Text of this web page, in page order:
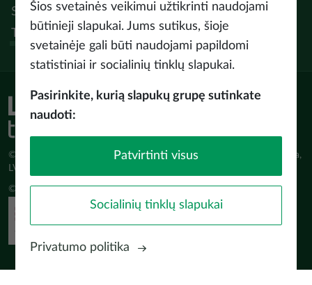
Sek:InstagramFacebookPinterest YoutubeThreads
Tiktok
© Latvijas Investīciju un attīstības aģentūra (LIAA) Pērses iela 2, Rīga,
LV-1442 www.liaa.gov.lv
© 2026 latvia.travel. All rights reserved
Šios svetainės veikimui užtikrinti naudojami
būtinieji slapukai. Jums sutikus, šioje
svetainėje gali būti naudojami papildomi
statistiniai ir socialinių tinklų slapukai.
Pasirinkite, kurią slapukų grupę sutinkate
naudoti:
Patvirtinti visus
Socialinių tinklų slapukai
Privatumo politika